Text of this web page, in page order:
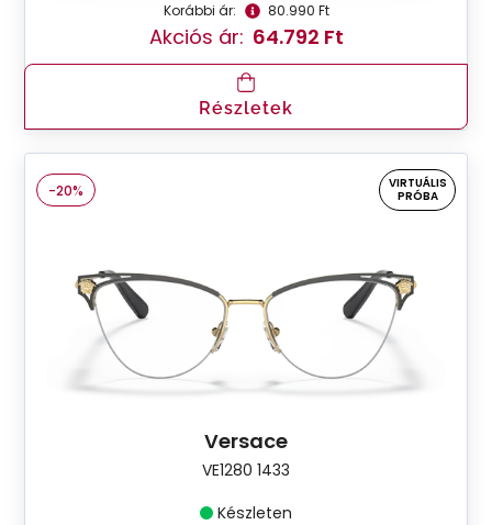
Korábbi ár: 80.990 Ft
Akciós ár: 64.792 Ft
Részletek
-20%
VIRTUÁLIS
PRÓBA
Versace
VE1280 1433
Készleten